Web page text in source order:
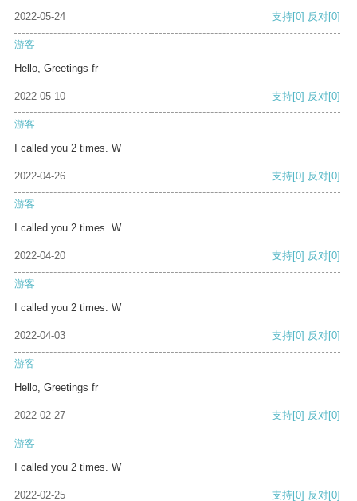
2022-05-24 支持[0] 反对[0]
游客
Hello, Greetings fr
2022-05-10 支持[0] 反对[0]
游客
I called you 2 times. W
2022-04-26 支持[0] 反对[0]
游客
I called you 2 times. W
2022-04-20 支持[0] 反对[0]
游客
I called you 2 times. W
2022-04-03 支持[0] 反对[0]
游客
Hello, Greetings fr
2022-02-27 支持[0] 反对[0]
游客
I called you 2 times. W
2022-02-25 支持[0] 反对[0]